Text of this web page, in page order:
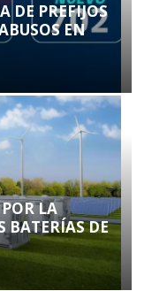
DE PREFIJOS
EN
LA
BATERÍAS DE